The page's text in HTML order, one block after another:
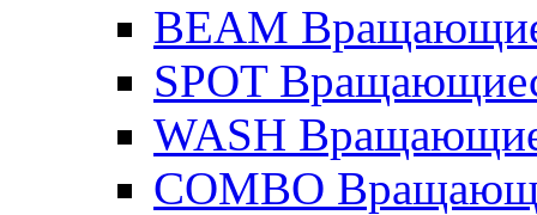
BEAM
SPOT
WASH
COMBO